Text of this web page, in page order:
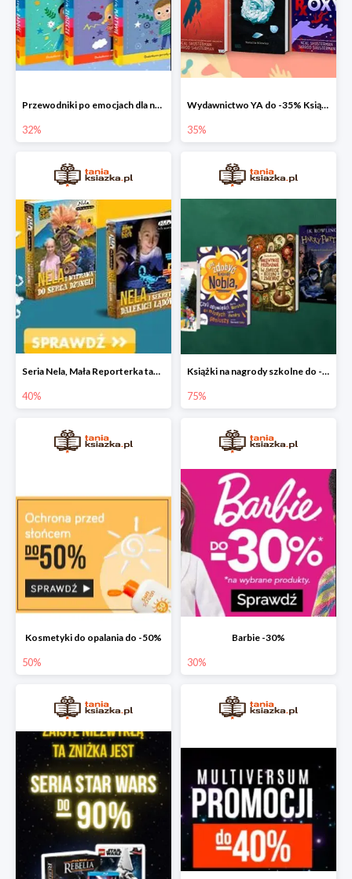
Przewodniki po emocjach dla najmłodszych
32%
Wydawnictwo YA do -35% Książki dla młodzieży
35%
Seria Nela, Mała Reporterka taniej!
40%
Książki na nagrody szkolne do -75%
75%
Kosmetyki do opalania do -50%
50%
Barbie -30%
30%